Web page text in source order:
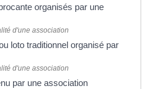
organisés par une
d'une association
loto traditionnel organisé par
d'une association
par une association